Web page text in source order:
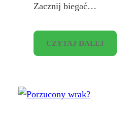
Zacznij biegać…
CZYTAJ DALEJ